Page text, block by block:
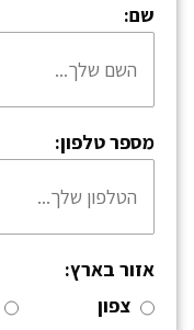
שם:
מספר טלפון:
אזור בארץ:
צפון